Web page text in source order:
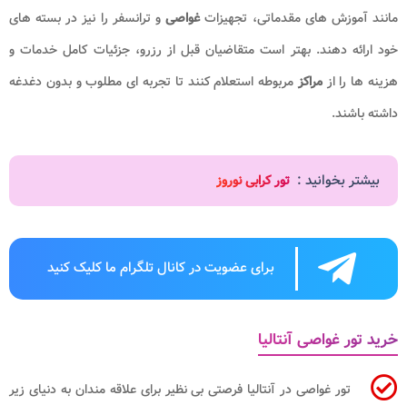
مانند آموزش های مقدماتی، تجهیزاتغواصیو ترانسفر را نیز در بسته های
خود ارائه دهند. بهتر است متقاضیان قبل از رزرو، جزئیات کامل خدمات و
هزینه ها را ازمراکزمربوطه استعلام کنند تا تجربه ای مطلوب و بدون دغدغه
داشته باشند.
بیشتر بخوانید : تور کرابی نوروز
برای عضویت در کانال تلگرام ما کلیک کنید
خرید تور غواصی آنتالیا
تور غواصی در آنتالیا فرصتی بی نظیر برای علاقه مندان به دنیای زیر